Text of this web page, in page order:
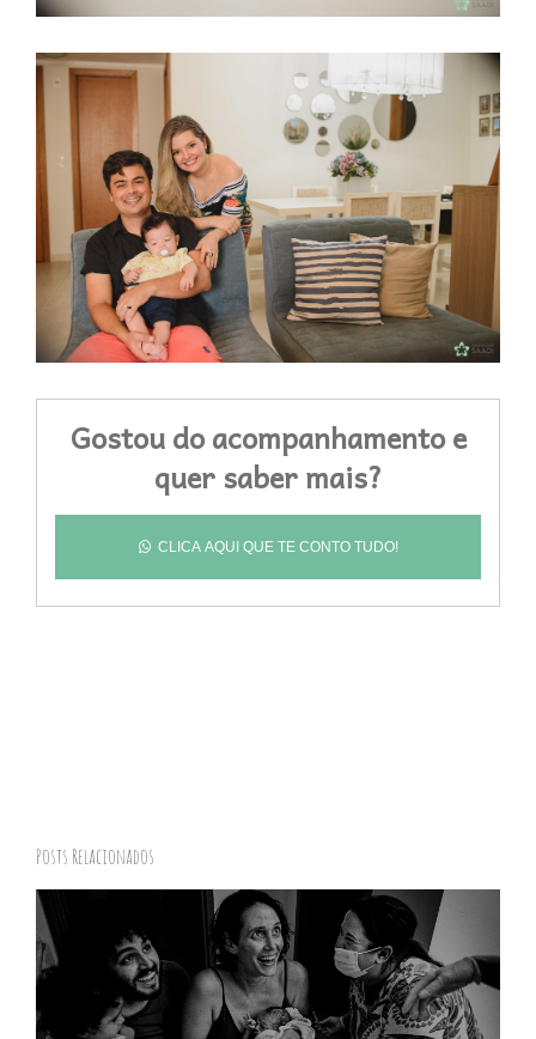
Gostou do acompanhamento e
quer saber mais?
CLICA AQUI QUE TE CONTO TUDO!
Posts Relacionados